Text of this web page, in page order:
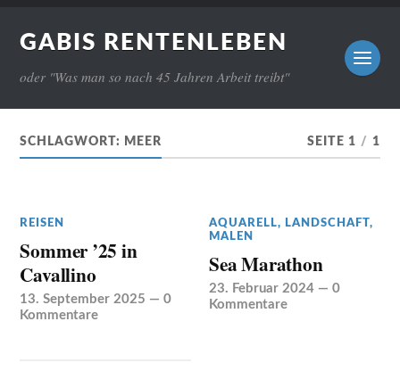
GABIS RENTENLEBEN
oder "Was man so nach 45 Jahren Arbeit treibt"
SCHLAGWORT: MEER SEITE 1 / 1
REISEN
Sommer ’25 in
Cavallino
13. September 2025 —0
Kommentare
AQUARELL, LANDSCHAFT,
MALEN
Sea Marathon
23. Februar 2024 —0
Kommentare